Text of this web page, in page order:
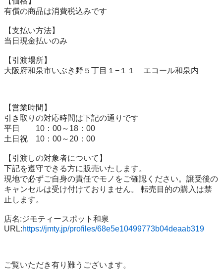
有償の商品は消費税込みです
【⽀払い⽅法】
当⽇現⾦払いのみ
【引渡場所】
大阪府和泉市いぶき野５丁目１−１１　エコール和泉内
【営業時間】
引き取りの対応時間は下記の通りです
平日　　10：00～18：00
土日祝　10：00～20：00
【引渡しの対象者について】
下記を遵守できる⽅に販売いたします。
現地で必ずご⾃⾝の責任でモノをご確認ください。譲受後の
キャンセルは受け付けておりません。 転売⽬的の購⼊は禁
⽌します。
店名:ジモティースポット和泉
URL:https://jmty.jp/profiles/68e5e10499773b04deaab319
ご覧いただき有り難うございます。